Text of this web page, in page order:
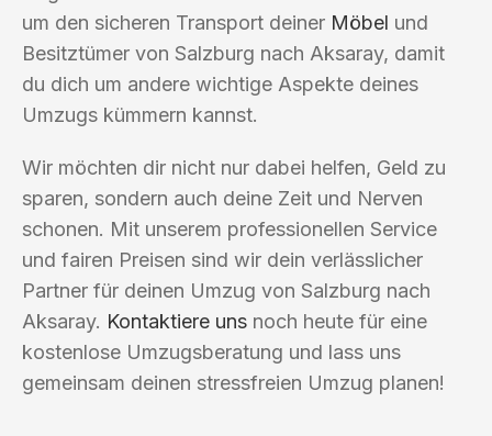
um den sicheren Transport deiner Möbel und
Besitztümer von Salzburg nach Aksaray, damit
du dich um andere wichtige Aspekte deines
Umzugs kümmern kannst.
Wir möchten dir nicht nur dabei helfen, Geld zu
sparen, sondern auch deine Zeit und Nerven
schonen. Mit unserem professionellen Service
und fairen Preisen sind wir dein verlässlicher
Partner für deinen Umzug von Salzburg nach
Aksaray. Kontaktiere uns noch heute für eine
kostenlose Umzugsberatung und lass uns
gemeinsam deinen stressfreien Umzug planen!